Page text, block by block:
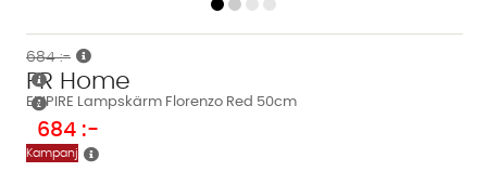
EMPIRE Lampskärm Florenzo Red 50cm
PR Home
684:-
684 :-
Kampanj